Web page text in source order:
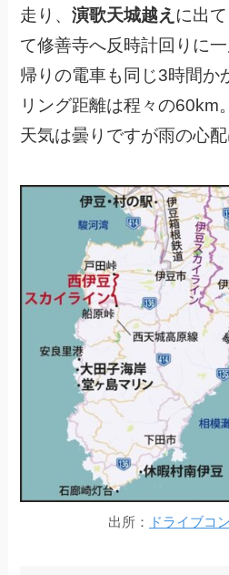
走り、演歌天城越え に出
て修善寺へ反時計回りに
帰りの電車も同じ3時間か
リング距離は程々の60km。
天気は曇りですが雨の心
出所： ドライブコ